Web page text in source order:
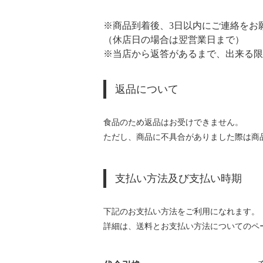
※商品到着後、3日以内にご連絡をお
（休店日の場合は翌営業日まで）
※当店から返答があるまで、出来る
返品について
食品のため返品はお受けできません。
ただし、商品に不具合がありました際は
支払い方法及び支払い時期
下記のお支払い方法をご利用になれます。
詳細は、送料とお支払い方法についてのペ